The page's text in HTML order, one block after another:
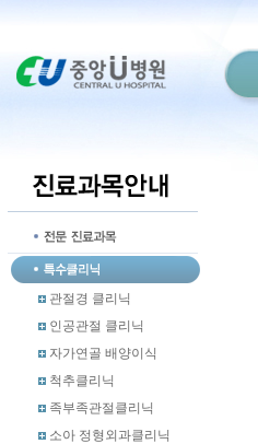
관절경 클리닉
인공관절 클리닉
자가연골 배양이식
척추클리닉
족부족관절클리닉
소아 정형외과클리닉